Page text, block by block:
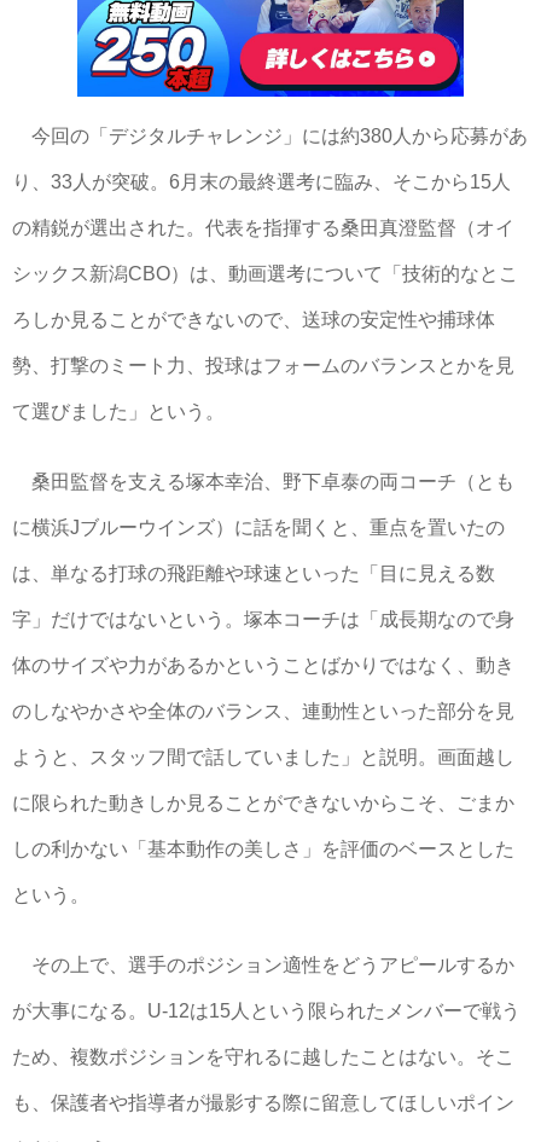
今回の「デジタルチャレンジ」には約380人から応募があ
り、33人が突破。6月末の最終選考に臨み、そこから15人
の精鋭が選出された。代表を指揮する桑田真澄監督（オイ
シックス新潟CBO）は、動画選考について「技術的なとこ
ろしか見ることができないので、送球の安定性や捕球体
勢、打撃のミート力、投球はフォームのバランスとかを見
て選びました」という。
桑田監督を支える塚本幸治、野下卓泰の両コーチ（とも
に横浜Jブルーウインズ）に話を聞くと、重点を置いたの
は、単なる打球の飛距離や球速といった「目に見える数
字」だけではないという。塚本コーチは「成長期なので身
体のサイズや力があるかということばかりではなく、動き
のしなやかさや全体のバランス、連動性といった部分を見
ようと、スタッフ間で話していました」と説明。画面越し
に限られた動きしか見ることができないからこそ、ごまか
しの利かない「基本動作の美しさ」を評価のベースとした
という。
その上で、選手のポジション適性をどうアピールするか
が大事になる。U-12は15人という限られたメンバーで戦う
ため、複数ポジションを守れるに越したことはない。そこ
も、保護者や指導者が撮影する際に留意してほしいポイン